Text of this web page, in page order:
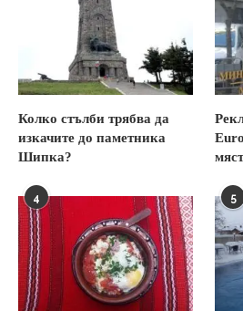
Колко стълби трябва да
изкачите до паметника
Шипка?
4 5